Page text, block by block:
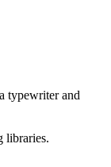
typewriter and
libraries.